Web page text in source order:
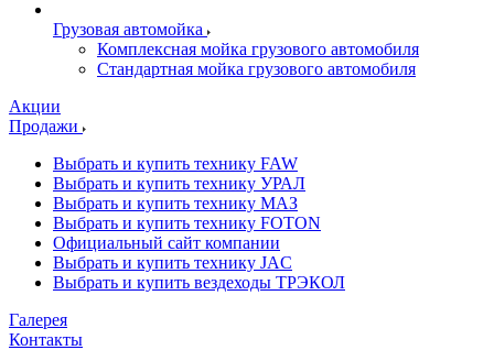
Грузовая автомойка
Комплексная мойка грузового автомобиля
Стандартная мойка грузового автомобиля
Акции
Продажи
Выбрать и купить технику FAW
Выбрать и купить технику УРАЛ
Выбрать и купить технику МАЗ
Выбрать и купить технику FOTON
Официальный сайт компании
Выбрать и купить технику JAC
Выбрать и купить вездеходы ТРЭКОЛ
Галерея
Контакты